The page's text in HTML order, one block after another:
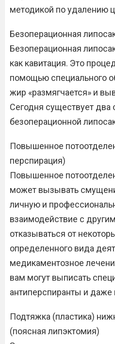
методикой по удалению
Безоперационная
Безоперационная
как кавитация. Это
помощью специального
жир «размягчается» и
Сегодня существует два
безоперационной
Повышенное
перспирация)
Повышенное
может вызывать
личную и
взаимодействие с
отказываться от
определенного вида
медикаментозное
вам могут выписать
антиперспиранты и даже
Подтяжка (пластика)
(поясная липэктомия)